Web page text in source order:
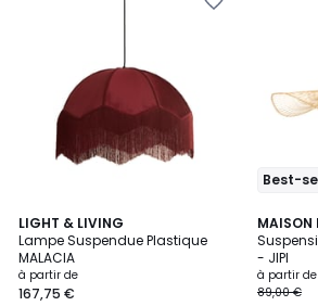
LIGHT & LIVING
Lampe Suspendue Plastique
MALACIA
à partir de
167,75 €
3
Couleurs
Best-
MAISON
- JIPI
à partir de
89,00 €
4,2
/ 5
2